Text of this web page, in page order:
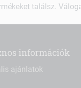
találsz.
információk
ajánlatok